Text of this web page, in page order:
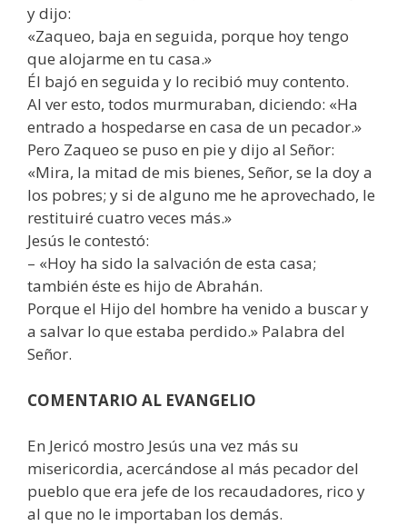
y dijo:
«Zaqueo, baja en seguida, porque hoy tengo
que alojarme en tu casa.»
Él bajó en seguida y lo recibió muy contento.
Al ver esto, todos murmuraban, diciendo: «Ha
entrado a hospedarse en casa de un pecador.»
Pero Zaqueo se puso en pie y dijo al Señor:
«Mira, la mitad de mis bienes, Señor, se la doy a
los pobres; y si de alguno me he aprovechado, le
restituiré cuatro veces más.»
Jesús le contestó:
– «Hoy ha sido la salvación de esta casa;
también éste es hijo de Abrahán.
Porque el Hijo del hombre ha venido a buscar y
a salvar lo que estaba perdido.» Palabra del
Señor.
COMENTARIO AL EVANGELIO
En Jericó mostro Jesús una vez más su
misericordia, acercándose al más pecador del
pueblo que era jefe de los recaudadores, rico y
al que no le importaban los demás.